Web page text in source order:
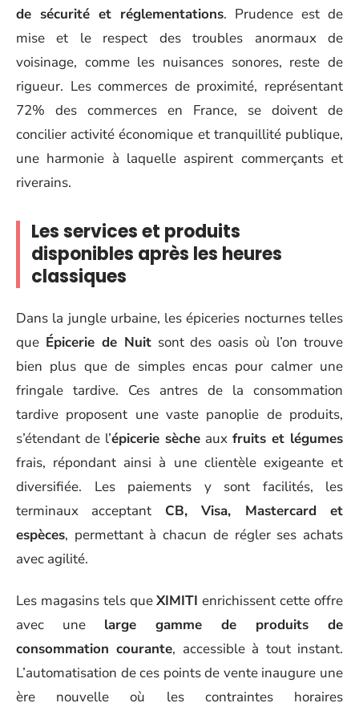
de sécurité et réglementations. Prudence est de
mise et le respect des troubles anormaux de
voisinage, comme les nuisances sonores, reste de
rigueur. Les commerces de proximité, représentant
72% des commerces en France, se doivent de
concilier activité économique et tranquillité publique,
une harmonie à laquelle aspirent commerçants et
riverains.
Les services et produits
disponibles après les heures
classiques
Dans la jungle urbaine, les épiceries nocturnes telles
que Épicerie de Nuitsont des oasis où l’on trouve
bien plus que de simples encas pour calmer une
fringale tardive. Ces antres de la consommation
tardive proposent une vaste panoplie de produits,
s’étendant de l’épicerie sèche aux fruits et légumes
frais, répondant ainsi à une clientèle exigeante et
diversifiée. Les paiements y sont facilités, les
terminaux acceptant CB, Visa, Mastercard et
espèces, permettant à chacun de régler ses achats
avec agilité.
Les magasins tels queXIMITI enrichissent cette offre
avec une large gamme de produits de
consommation courante, accessible à tout instant.
L’automatisation de ces points de vente inaugure une
ère nouvelle où les contraintes horaires